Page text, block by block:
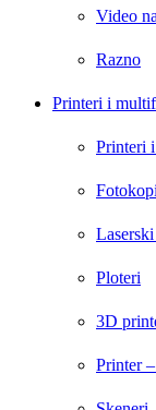
Video
Razno
Printeri i
Printeri
Ploteri
3D
Printer